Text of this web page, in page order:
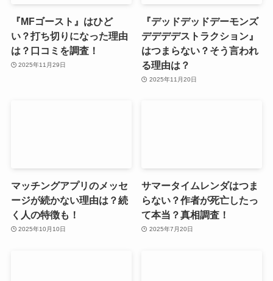
『MFゴースト』はひど
い？打ち切りになった理由
は？口コミを調査！
2025年11月29日
『デッドデッドデーモンズ
デデデデストラクション』
はつまらない？そう言われ
る理由は？
2025年11月20日
マッチングアプリのメッセ
ージが続かない理由は？続
く人の特徴も！
2025年10月10日
サマータイムレンダはつま
らない？作者が死亡したっ
て本当？真相調査！
2025年7月20日